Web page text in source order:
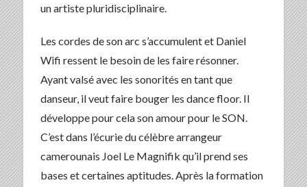
un artiste pluridisciplinaire.
Les cordes de son arc s’accumulent et Daniel
Wifi ressent le besoin de les faire résonner.
Ayant valsé avec les sonorités en tant que
danseur, il veut faire bouger les dance floor. Il
développe pour cela son amour pour le SON.
C’est dans l’écurie du célèbre arrangeur
camerounais Joel Le Magnifik qu’il prend ses
bases et certaines aptitudes. Après la formation